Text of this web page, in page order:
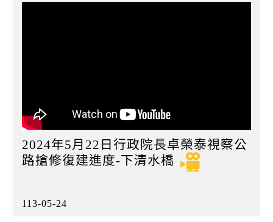
2024年5月22日行政院長卓榮泰視察公
路搶修復建進度-下清水橋
113-05-24